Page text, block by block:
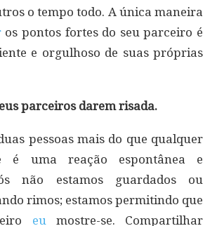
o tempo todo. A única maneira
os pontos fortes do seu parceiro é
e orgulhoso de suas próprias
parceiros darem risada.
pessoas mais do que qualquer
é uma reação espontânea e
não estamos guardados ou
rimos; estamos permitindo que
eumostre-se. Compartilhar